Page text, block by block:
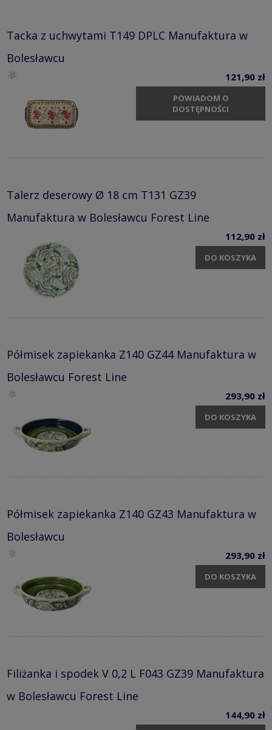
Tacka z uchwytami T149 DPLC Manufaktura w
Bolesławcu
121,90 zł
POWIADOM O
DOSTĘPNOŚCI
Talerz deserowy Ø 18 cm T131 GZ39
Manufaktura w Bolesławcu Forest Line
112,90 zł
DO KOSZYKA
Półmisek zapiekanka Z140 GZ44 Manufaktura w
Bolesławcu Forest Line
293,90 zł
DO KOSZYKA
Półmisek zapiekanka Z140 GZ43 Manufaktura w
Bolesławcu
293,90 zł
DO KOSZYKA
Filiżanka i spodek V 0,2 L F043 GZ39 Manufaktura
w Bolesławcu Forest Line
144,90 zł